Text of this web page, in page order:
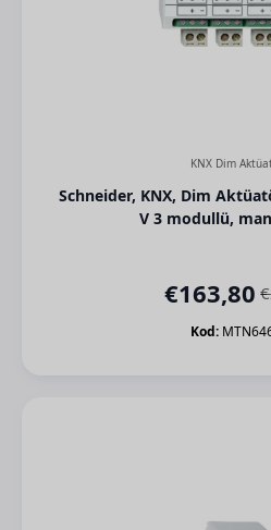
KNX Dim
Schneider, KNX, Dim
V 3 modullü,
€
€163,80Şu
Kod: